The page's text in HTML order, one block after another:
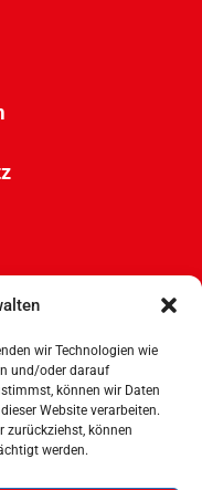
wir Technologien wie
und/oder darauf
können wir Daten
Website verarbeiten.
zurückziehst, können
werden.
6